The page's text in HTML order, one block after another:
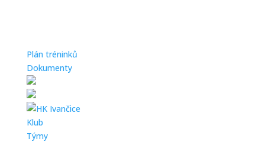
Plán tréninků
Dokumenty
Klub
Týmy